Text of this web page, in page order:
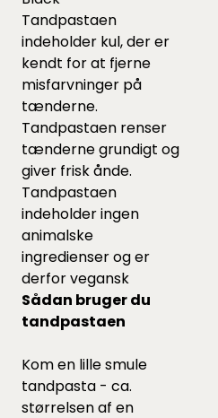
Tandpastaen
indeholder kul, der er
kendt for at fjerne
misfarvninger på
tænderne.
Tandpastaen renser
tænderne grundigt og
giver frisk ånde.
Tandpastaen
indeholder ingen
animalske
ingredienser og er
derfor vegansk
Sådan bruger du
tandpastaen
Kom en lille smule
tandpasta - ca.
størrelsen af en